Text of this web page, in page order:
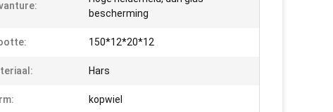
bescherming
150*12*20*12
Hars
kopwiel